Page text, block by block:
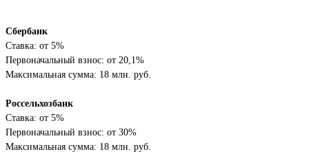
Сбербанк
Ставка: от 5%
Первоначальный взнос: от 20,1%
Максимальная сумма: 18 млн. руб.
Россельхозбанк
Ставка: от 5%
Первоначальный взнос: от 30%
Максимальная сумма: 18 млн. руб.